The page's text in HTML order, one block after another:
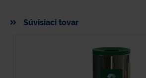
Súvisiaci tovar